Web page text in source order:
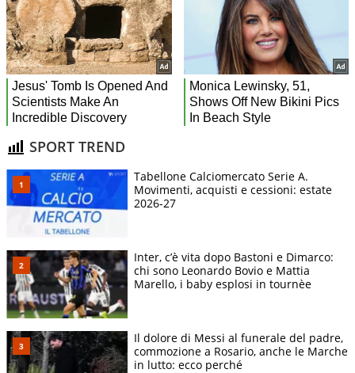
SPORT TREND
Tabellone Calciomercato Serie A.
Movimenti, acquisti e cessioni: estate
2026-27
Inter, c’è vita dopo Bastoni e Dimarco:
chi sono Leonardo Bovio e Mattia
Marello, i baby esplosi in tournèe
Il dolore di Messi al funerale del padre,
commozione a Rosario, anche le Marche
in lutto: ecco perché